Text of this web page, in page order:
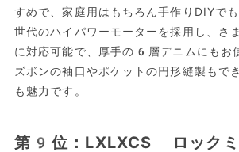
すめで、家庭用はもちろん手作りDIYで
世代のハイパワーモーターを採用し、さ
に対応可能で、厚手の6層デニムにもお
ズボンの袖口やポケットの円形縫製もで
も魅力です。
第9位：LXLXCS ロックミ